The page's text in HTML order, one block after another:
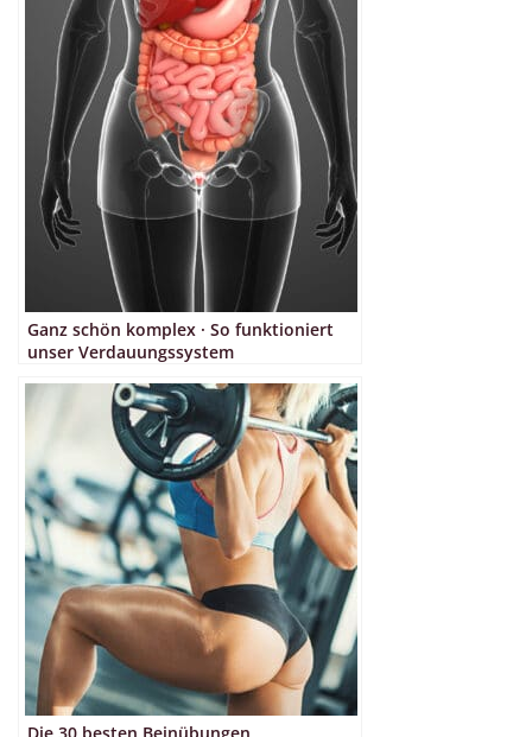
Ganz schön komplex · So funktioniert
unser Verdauungssystem